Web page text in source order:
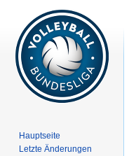
Hauptseite
Letzte Änderungen